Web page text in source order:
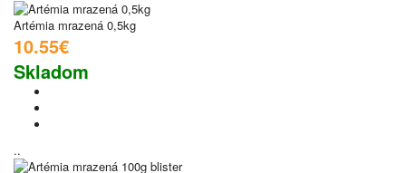
Artémia mrazená 0,5kg
10.55€
Skladom
..